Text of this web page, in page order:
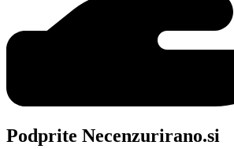
Podprite Necenzurirano.si